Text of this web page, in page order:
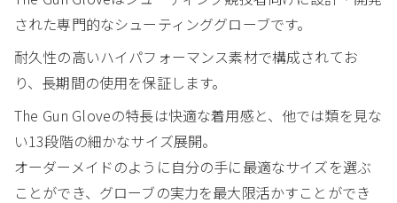
された専門的なシューティンググローブです。
耐久性の高いハイパフォーマンス素材で構成されてお
り、長期間の使用を保証します。
The Gun Gloveの特長は快適な着用感と、他では類を見な
い13段階の細かなサイズ展開。
オーダーメイドのように自分の手に最適なサイズを選ぶ
ことができ、グローブの実力を最大限活かすことができ